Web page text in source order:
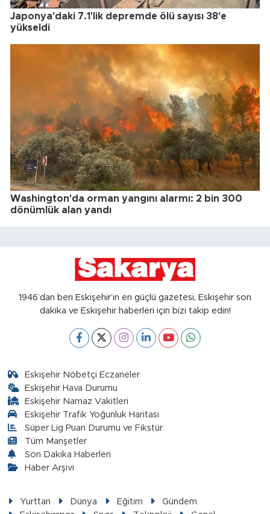
Japonya'daki 7.1'lik depremde ölü sayısı 38'e
yükseldi
Washington'da orman yangını alarmı: 2 bin 300
dönümlük alan yandı
1946’dan beri Eskişehir’in en güçlü gazetesi, Eskişehir son
dakika ve Eskişehir haberleri için bizi takip edin!
Eskişehir Nöbetçi Eczaneler
Eskişehir Hava Durumu
Eskişehir Namaz Vakitleri
Eskişehir Trafik Yoğunluk Haritası
Süper Lig Puan Durumu ve Fikstür
Tüm Manşetler
Son Dakika Haberleri
Haber Arşivi
Yurttan Dünya Eğitim
Gündem